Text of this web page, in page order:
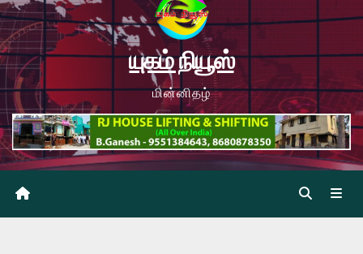
யுகம் நியூஸ்
மின்னிதழ்